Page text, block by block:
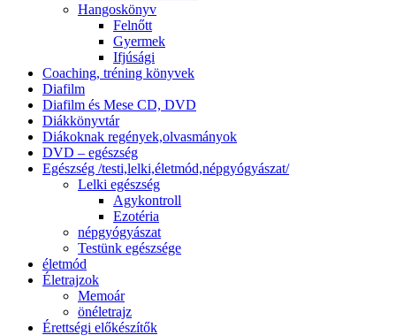
Hangoskönyv
Felnőtt
Gyermek
Ifjúsági
Coaching, tréning könyvek
Diafilm
Diafilm és Mese CD, DVD
Diákkönyvtár
Diákoknak regények,olvasmányok
DVD – egészség
Egészség /testi,lelki,életmód,népgyógyászat/
Lelki egészség
Agykontroll
Ezotéria
népgyógyászat
Testünk egészsége
életmód
Életrajzok
Memoár
önéletrajz
Érettségi előkészítők